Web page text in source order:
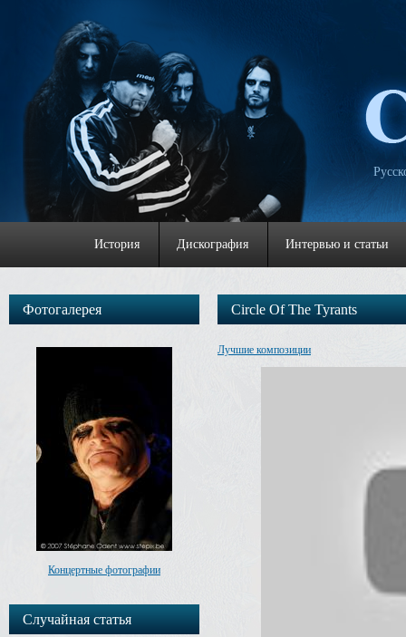
История Дискография Интервью и статьи
Фотогалерея
Концертные фотографии
Случайная статья
Circle Of The Tyrants
Лучшие композиции